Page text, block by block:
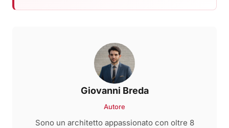
Giovanni Breda
Autore
Sono un architetto appassionato con oltre 8